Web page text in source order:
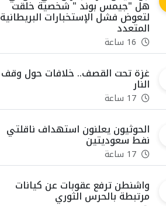
هل "جيمس بوند " شخصية خلقت
لتعوض فشل الإستخبارات البريطانية
المتعدد
غزة تحت القصف.. خلافات حول وقف
النار
الحوثيون يعلنون استهداف ناقلتي
نفط سعوديتين
واشنطن ترفع عقوبات عن كيانات
مرتبطة بالحرس الثوري